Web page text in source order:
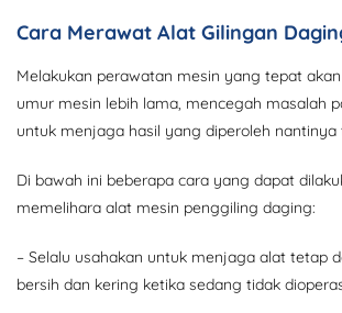
Cara Merawat Alat Gilingan
Melakukan perawatan mesin yang tepat
umur mesin lebih lama, mencegah masalah
untuk menjaga hasil yang diperoleh nantinya
Di bawah ini beberapa cara yang dapat
memelihara alat mesin penggiling daging:
– Selalu usahakan untuk menjaga alat tetap
bersih dan kering ketika sedang tidak